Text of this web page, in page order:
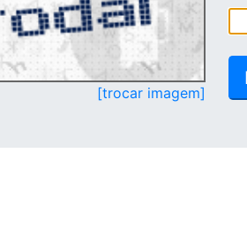
[trocar imagem]